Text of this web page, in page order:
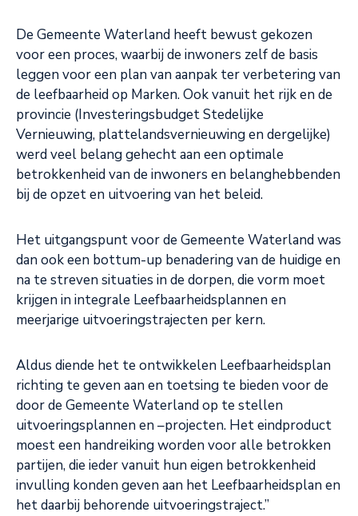
De Gemeente Waterland heeft bewust gekozen
voor een proces, waarbij de inwoners zelf de basis
leggen voor een plan van aanpak ter verbetering van
de leefbaarheid op Marken. Ook vanuit het rijk en de
provincie (Investeringsbudget Stedelijke
Vernieuwing, plattelandsvernieuwing en dergelijke)
werd veel belang gehecht aan een optimale
betrokkenheid van de inwoners en belanghebbenden
bij de opzet en uitvoering van het beleid.
Het uitgangspunt voor de Gemeente Waterland was
dan ook een bottum-up benadering van de huidige en
na te streven situaties in de dorpen, die vorm moet
krijgen in integrale Leefbaarheidsplannen en
meerjarige uitvoeringstrajecten per kern.
Aldus diende het te ontwikkelen Leefbaarheidsplan
richting te geven aan en toetsing te bieden voor de
door de Gemeente Waterland op te stellen
uitvoeringsplannen en –projecten. Het eindproduct
moest een handreiking worden voor alle betrokken
partijen, die ieder vanuit hun eigen betrokkenheid
invulling konden geven aan het Leefbaarheidsplan en
het daarbij behorende uitvoeringstraject.”